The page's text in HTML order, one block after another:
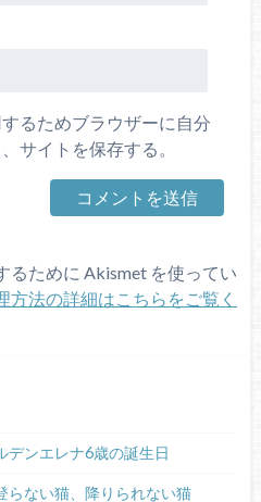
るためブラウザーに自分
サイトを保存する。
るために Akismet を使ってい
方法の詳細はこちらをご覧く
デンエレナ6歳の誕生日
らない猫、降りられない猫